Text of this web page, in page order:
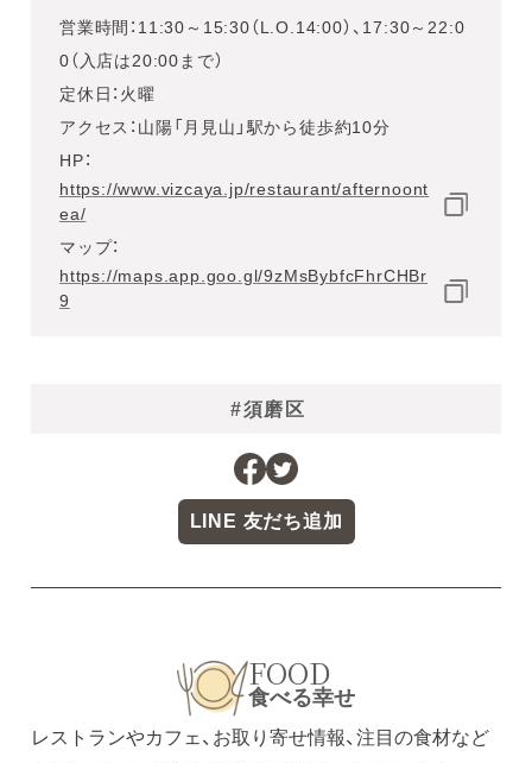
営業時間：11:30～15:30（L.O.14:00）、17:30～22:0
0（入店は20:00まで）
定休日：火曜
アクセス：山陽「月見山」駅から徒歩約10分
HP：
https://www.vizcaya.jp/restaurant/afternoont
ea/
マップ：
https://maps.app.goo.gl/9zMsBybfcFhrCHBr
9
#須磨区
LINE 友だち追加
FOOD
食べる幸せ
レストランやカフェ、お取り寄せ情報、注目の食材など